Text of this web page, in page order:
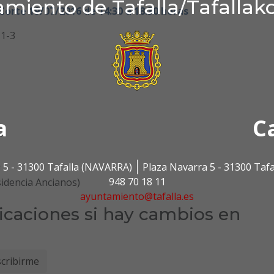
de Tafalla/
- 31300 Tafalla (NAVARRA)
Plaza Navarra 5 - 31300
948 70 18 11
ayuntamiento@tafalla.es
19/07/2016 de 14:30 a 18:30 horas
Ancianos)
si hay cambios en